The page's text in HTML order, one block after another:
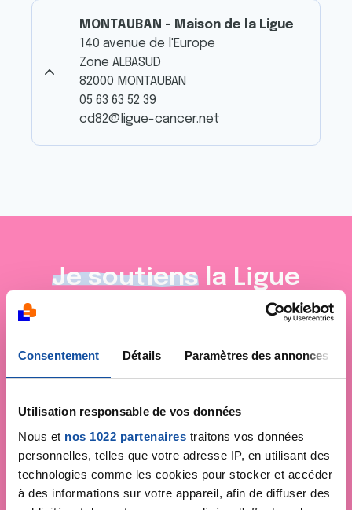
Consentement Détails Paramètres des annonces
Utilisation responsable de vos données
Nous et nos 1022 partenaires traitons vos données
personnelles, telles que votre adresse IP, en utilisant des
technologies comme les cookies pour stocker et accéder
à des informations sur votre appareil, afin de diffuser des
MONTAUBAN - Maison de la Ligue
140 avenue de l'Europe
Zone ALBASUD
82000 MONTAUBAN
05 63 63 52 39
cd82@ligue-cancer.net
Je soutiens la Ligue
contre le cancer